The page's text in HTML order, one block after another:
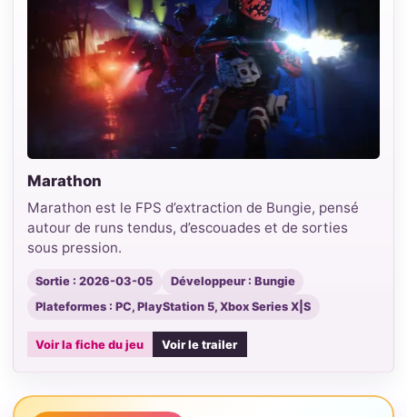
Marathon
Marathon est le FPS d’extraction de Bungie, pensé
autour de runs tendus, d’escouades et de sorties
sous pression.
Sortie : 2026-03-05
Développeur : Bungie
Plateformes : PC, PlayStation 5, Xbox Series X|S
Voir la fiche du jeu Voir le trailer